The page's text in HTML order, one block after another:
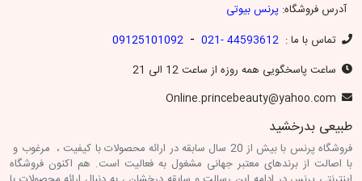
آدرس فروشگاه: پرنس بیوتی
تماس با ما : 44593612 -021
-
09125101092
ساعت پاسخگویی همه روزه از ساعت 12 الی 21
طبیعی بدرخشید
فروشگاه پرنس با بیش از 20 سال سابقه در ارائه محصولات با کیفیت ، مرغوب و
با اصالت از برندهای معتبر جهانی مشغول به فعالیت است. هم اکنون فروشگاه